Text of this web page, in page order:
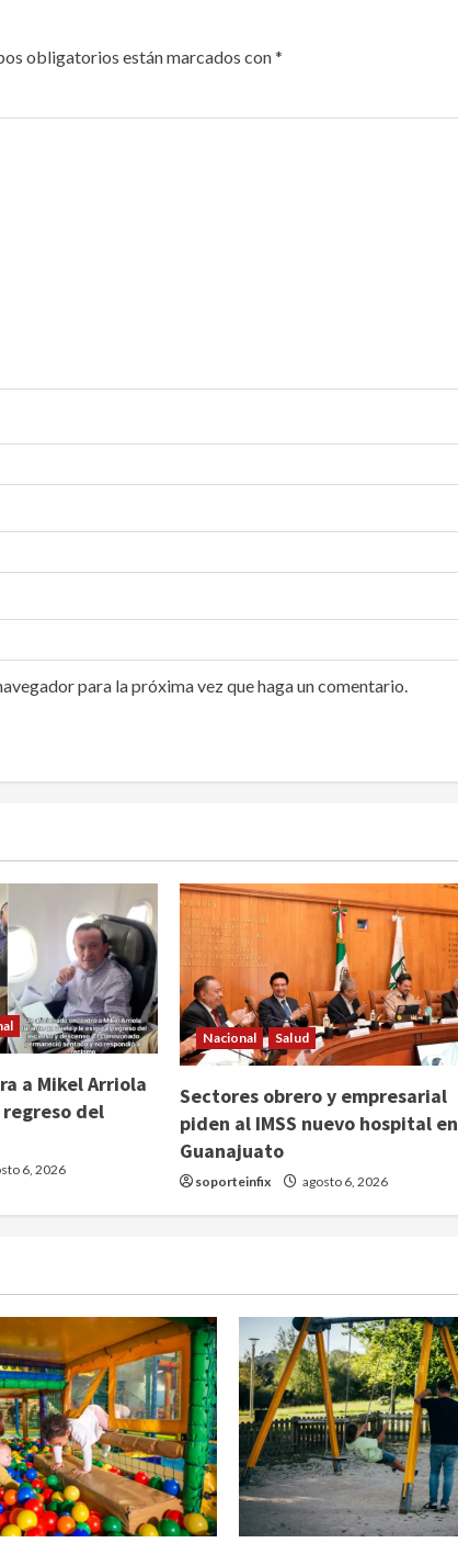
obligatorios están marcados con*
para la próxima vez que haga un comentario.
a Mikel Arriola
del
6, 2026
Nacional Salud
Sectores obrero y empresarial
piden al IMSS nuevo hospital en
Guanajuato
soporteinfix agosto 6, 2026